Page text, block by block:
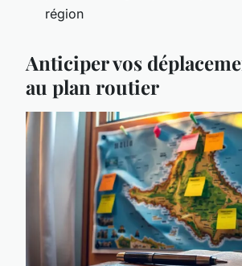
région
Anticiper vos
au plan routier